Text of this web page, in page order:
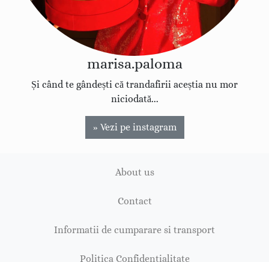
marisa.paloma
Și când te gândești că trandafirii aceștia nu mor
niciodată...
» Vezi pe instagram
About us
Contact
Informatii de cumparare si transport
Politica Confidentialitate